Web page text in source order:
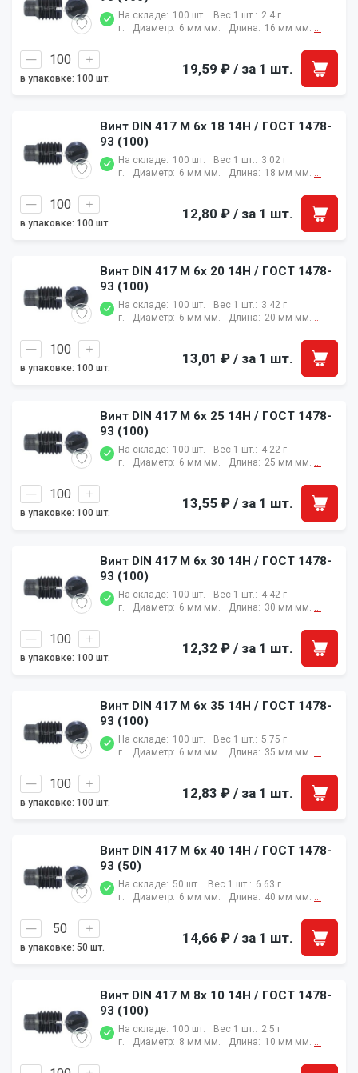
На складе: 100 шт. Вес 1 шт.: 2.4 г
г.
Диаметр: 6 мм мм. Длина: 16 мм мм. ...
в упаковке: 100 шт.
19,59 ₽ / за 1 шт.
Винт DIN 417 M 6x 18 14H / ГОСТ 1478-
93 (100)
На складе: 100 шт. Вес 1 шт.: 3.02 г
г.
Диаметр: 6 мм мм. Длина: 18 мм мм. ...
в упаковке: 100 шт.
12,80 ₽ / за 1 шт.
Винт DIN 417 M 6x 20 14H / ГОСТ 1478-
93 (100)
На складе: 100 шт. Вес 1 шт.: 3.42 г
г.
Диаметр: 6 мм мм. Длина: 20 мм мм. ...
в упаковке: 100 шт.
13,01 ₽ / за 1 шт.
Винт DIN 417 M 6x 25 14H / ГОСТ 1478-
93 (100)
На складе: 100 шт. Вес 1 шт.: 4.22 г
г.
Диаметр: 6 мм мм. Длина: 25 мм мм. ...
в упаковке: 100 шт.
13,55 ₽ / за 1 шт.
Винт DIN 417 M 6x 30 14H / ГОСТ 1478-
93 (100)
На складе: 100 шт. Вес 1 шт.: 4.42 г
г.
Диаметр: 6 мм мм. Длина: 30 мм мм. ...
в упаковке: 100 шт.
12,32 ₽ / за 1 шт.
Винт DIN 417 M 6x 35 14H / ГОСТ 1478-
93 (100)
На складе: 100 шт. Вес 1 шт.: 5.75 г
г.
Диаметр: 6 мм мм. Длина: 35 мм мм. ...
в упаковке: 100 шт.
12,83 ₽ / за 1 шт.
Винт DIN 417 M 6x 40 14H / ГОСТ 1478-
93 (50)
На складе: 50 шт. Вес 1 шт.: 6.63 г
г.
Диаметр: 6 мм мм. Длина: 40 мм мм. ...
в упаковке: 50 шт.
14,66 ₽ / за 1 шт.
Винт DIN 417 M 8x 10 14H / ГОСТ 1478-
93 (100)
На складе: 100 шт. Вес 1 шт.: 2.5 г
г.
Диаметр: 8 мм мм. Длина: 10 мм мм. ...